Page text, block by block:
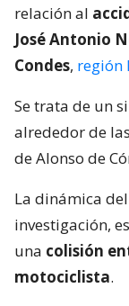
relación al
José Antonio
Condes, región
Se trata de un
alrededor de
de Alonso de
La dinámica
investigación,
una colisión
motociclista.